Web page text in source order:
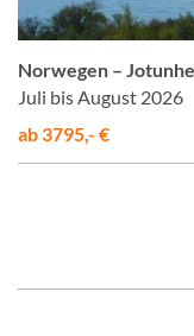
Norwegen –
Juli bis August 2026
ab 3795,- €